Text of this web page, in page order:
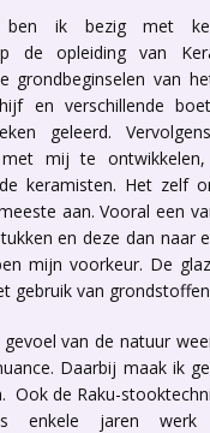
ik bezig met
de opleiding van
grondbeginselen van
en verschillende
geleerd.
mij te ontwikkelen,
keramisten. Het zelf
aan. Vooral een
en deze dan naar
mijn voorkeur. De
gebruik van
van de natuur
Daarbij maak ik
Ook de Raku-
enkele jaren